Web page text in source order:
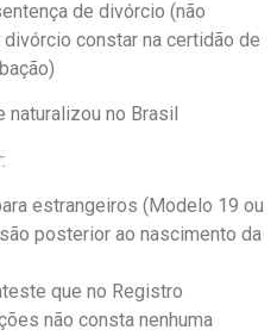
de divórcio (não
constar na certidão de
no Brasil
estrangeiros (Modelo 19 ou
posterior ao nascimento da
que no Registro
não consta nenhuma